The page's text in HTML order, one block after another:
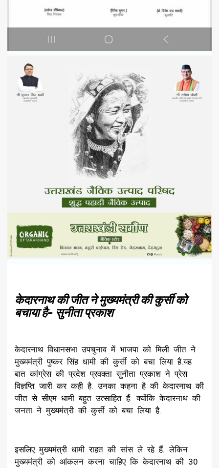
केदारनाथ की जीत ने मुख्यमंत्री की कुर्सी को
बचाया है- सुनीता प्रकाश
केदारनाथ विधानसभा उपचुनाव में भाजपा को मिली जीत ने
मुख्यमंत्री पुष्कर सिंह धामी की कुर्सी को बचा लिया है.यह
बात कांग्रेस की प्रदेश प्रवक्ता सुनीता प्रकाश ने प्रेस
विज्ञप्ति जारी कर कही है. उनका कहना है की केदारनाथ की
जीत से सीएम धामी बहुत उत्साहित हैं. क्योंकि केदारनाथ की
जनता ने मुख्यमंत्री की कुर्सी को बचा लिया है.
इसलिए मुख्यमंत्री धामी राहत की सांस ले रहे हैं. लेकिन
मुख्यमंत्री को आंकलन करना चाहिए कि केदारनाथ की 30